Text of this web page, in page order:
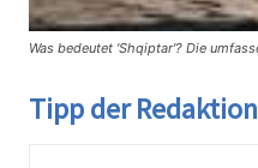
Was bedeutet 'Shqiptar'? Die
Tipp der Redaktion